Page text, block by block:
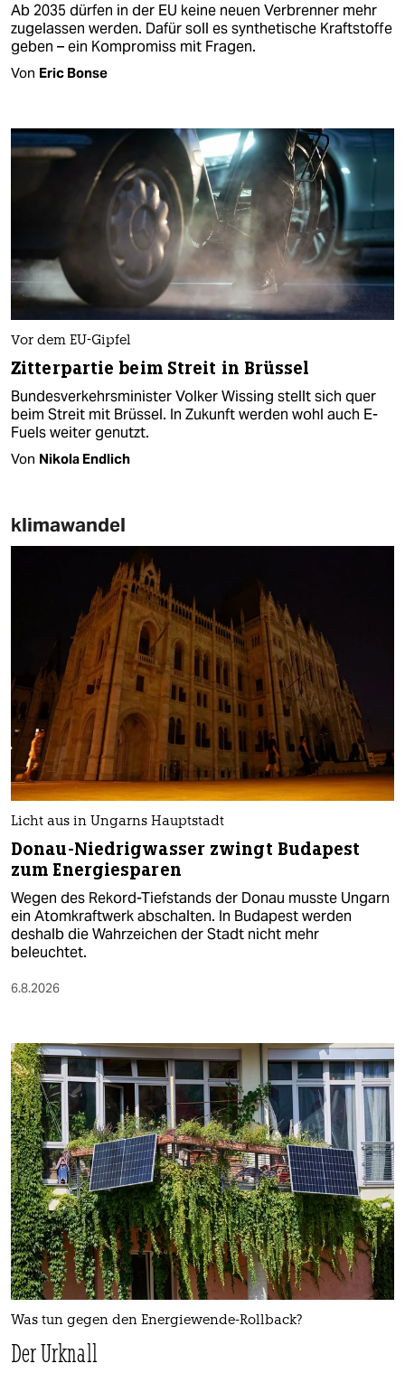
Ab 2035 dürfen in der EU keine neuen Verbrenner mehr
zugelassen werden. Dafür soll es synthetische Kraftstoffe
geben – ein Kompromiss mit Fragen.
Von Eric Bonse
Vor dem EU-Gipfel
Zitterpartie beim Streit in Brüssel
Bundesverkehrsminister Volker Wissing stellt sich quer
beim Streit mit Brüssel. In Zukunft werden wohl auch E-
Fuels weiter genutzt.
Von Nikola Endlich
klimawandel
Licht aus in Ungarns Hauptstadt
Donau-Niedrigwasser zwingt Budapest
zum Energiesparen
Wegen des Rekord-Tiefstands der Donau musste Ungarn
ein Atomkraftwerk abschalten. In Budapest werden
deshalb die Wahrzeichen der Stadt nicht mehr
beleuchtet.
6.8.2026
Was tun gegen den Energiewende-Rollback?
Der Urknall